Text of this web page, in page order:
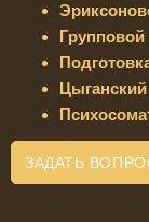
Групповой
Цыганский
ЗАДАТЬ